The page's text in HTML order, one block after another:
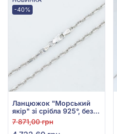
-40%
Ланцюжок "Морський
якір" зі срібла 925°, без
вставки, арт. 822Р 4
7 871,00 грн